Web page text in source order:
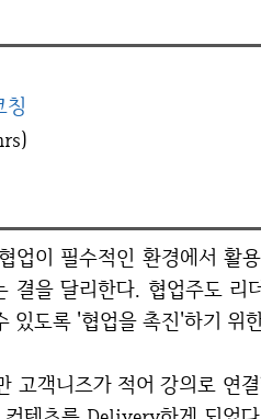
칭
결을 달리한다. 협업주도 리
있도록 '협업을 촉진'하기 위